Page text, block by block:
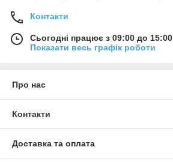
Контакти
Сьогодні працює з 09:00 до 15:00
Показати весь графік роботи
Про нас
Контакти
Доставка та оплата